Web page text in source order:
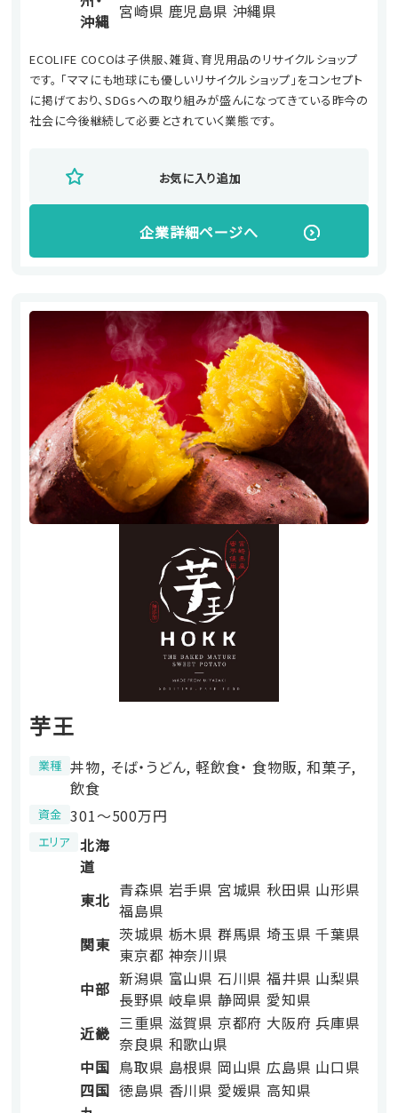
沖縄 宮崎県 鹿児島県 沖縄県
ECOLIFE COCOは子供服、雑貨、育児用品のリサイクルショップ
です。 「ママにも地球にも優しいリサイクルショップ」をコンセプト
に掲げており、SDGsへの取り組みが盛んになってきている昨今の
社会に今後継続して必要とされていく業態です。
お気に入り追加
企業詳細ページへ
芋王
業種 丼物, そば・うどん, 軽飲食・ 食物販, 和菓子,
飲食
資金 301〜500万円
エリア
北海
道
東北 青森県 岩手県 宮城県 秋田県 山形県
福島県
関東 茨城県 栃木県 群馬県 埼玉県 千葉県
東京都 神奈川県
中部 新潟県 富山県 石川県 福井県 山梨県
長野県 岐阜県 静岡県 愛知県
近畿 三重県 滋賀県 京都府 大阪府 兵庫県
奈良県 和歌山県
中国 鳥取県 島根県 岡山県 広島県 山口県
四国 徳島県 香川県 愛媛県 高知県